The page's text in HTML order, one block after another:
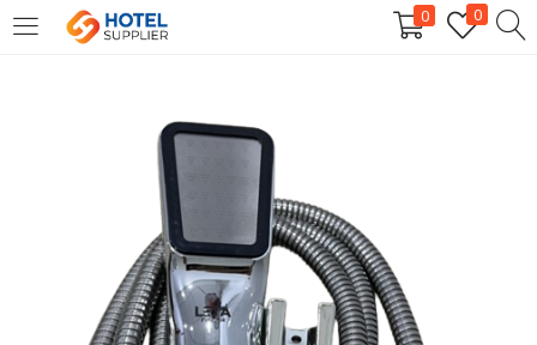
0 0
LOGIN
Enter your username and password to login.
Remember me